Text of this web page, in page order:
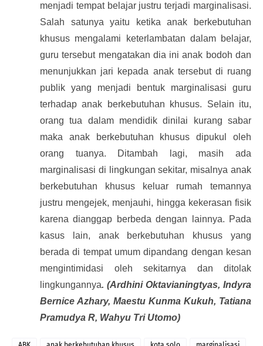
menjadi tempat belajar justru terjadi marginalisasi.
Salah satunya yaitu ketika anak berkebutuhan
khusus mengalami keterlambatan dalam belajar,
guru tersebut mengatakan dia ini anak bodoh dan
menunjukkan jari kepada anak tersebut di ruang
publik yang menjadi bentuk marginalisasi guru
terhadap anak berkebutuhan khusus. Selain itu,
orang tua dalam mendidik dinilai kurang sabar
maka anak berkebutuhan khusus dipukul oleh
orang tuanya. Ditambah lagi, masih ada
marginalisasi di lingkungan sekitar, misalnya anak
berkebutuhan khusus keluar rumah temannya
justru mengejek, menjauhi, hingga kekerasan fisik
karena dianggap berbeda dengan lainnya. Pada
kasus lain, anak berkebutuhan khusus yang
berada di tempat umum dipandang dengan kesan
mengintimidasi oleh sekitarnya dan ditolak
lingkungannya. (Ardhini Oktavianingtyas, Indyra
Bernice Azhary, Maestu Kunma Kukuh, Tatiana
Pramudya R, Wahyu Tri Utomo)